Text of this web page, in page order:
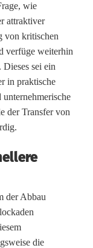
wie
attraktiver
von kritischen
verfüge weiterhin
sei ein
in praktische
der Transfer von
der Abbau
die